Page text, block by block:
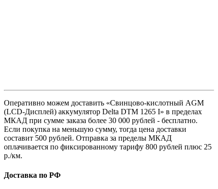
Оперативно можем доставить «Свинцово-кислотный AGM
(LCD-Дисплей) аккумулятор Delta DTM 1265 I» в пределах
МКАД при сумме заказа более 30 000 рублей - бесплатно.
Если покупка на меньшую сумму, тогда цена доставки
составит 500 рублей. Отправка за пределы МКАД
оплачивается по фиксированному тарифу 800 рублей плюс 25
р./км.
Доставка по РФ